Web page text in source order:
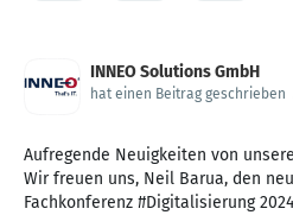
INNEO Solutions GmbH
hat einen Beitrag geschrieben
Aufregende Neuigkeiten von
Wir freuen uns, Neil Barua, den
Fachkonferenz #Digitalisierung